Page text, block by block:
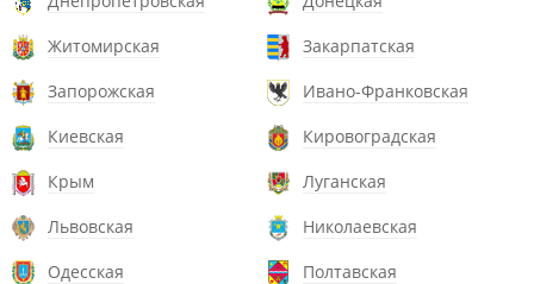
Житомирская
Закарпатская
Запорожская
Ивано-Франковская
Киевская
Кировоградская
Крым
Луганская
Львовская
Николаевская
Одесская
Полтавская